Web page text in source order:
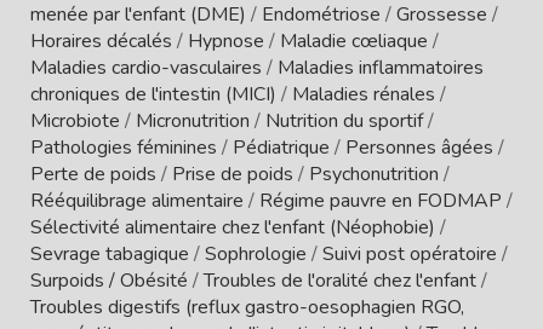
menée par l'enfant (DME) / Endométriose /Grossesse /
Horaires décalés / Hypnose / Maladie cœliaque /
Maladies cardio-vasculaires / Maladies inflammatoires
chroniques de l'intestin (MICI) / Maladies rénales /
Microbiote / Micronutrition / Nutrition du sportif/
Pathologies féminines / Pédiatrique / Personnes âgées /
Perte de poids / Prise de poids / Psychonutrition /
Rééquilibrage alimentaire / Régime pauvre en FODMAP /
Sélectivité alimentaire chez l'enfant (Néophobie) /
Sevrage tabagique /Sophrologie /Suivi post opératoire /
Surpoids / Obésité /Troubles de l'oralité chez l'enfant/
Troubles digestifs (reflux gastro-oesophagien RGO,